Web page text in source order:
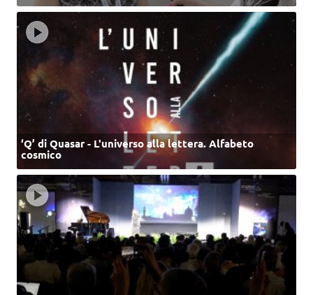
‘Q’ di Quasar - L'universo alla lettera. Alfabeto
cosmico